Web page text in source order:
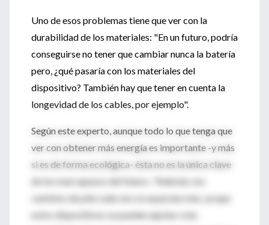
Uno de esos problemas tiene que ver con la
durabilidad de los materiales: "En un futuro, podría
conseguirse no tener que cambiar nunca la batería
pero, ¿qué pasaría con los materiales del
dispositivo? También hay que tener en cuenta la
longevidad de los cables, por ejemplo".
Según este experto, aunque todo lo que tenga que
ver con obtener más energía es importante -y más
si es de forma ecológica- ésta no es la única clave
de los marcapasos del futuro. "Además, los
cambios de pila cada vez se espacian más, ya que
estos dispositivos se pueden ajustar a las